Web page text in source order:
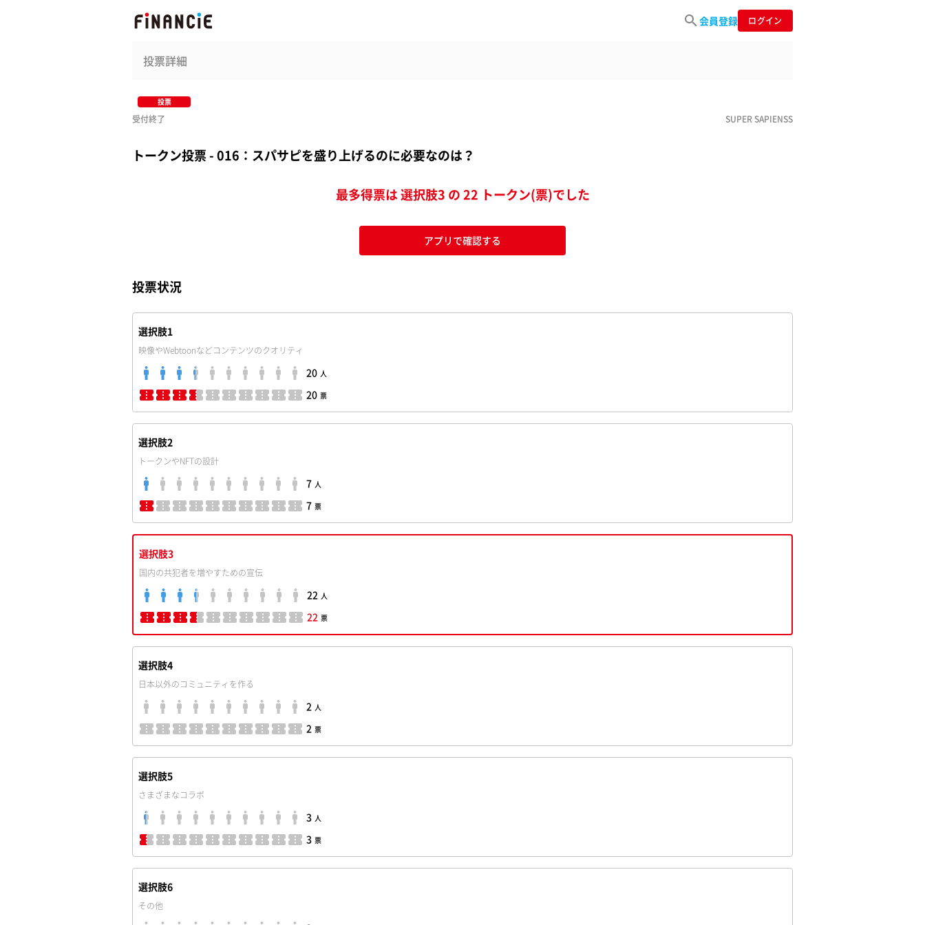
会員登録 ログイン
投票詳細
投票
受付終了 SUPER SAPIENSS
トークン投票 - 016：スパサピを盛り上げるのに必要なのは？
最多得票は 選択肢3 の 22 トークン(票)でした
アプリで確認する
投票状況
選択肢1
映像やWebtoonなどコンテンツのクオリティ
20 人
20 票
選択肢2
トークンやNFTの設計
7 人
7 票
選択肢3
国内の共犯者を増やすための宣伝
22 人
22 票
選択肢4
日本以外のコミュニティを作る
2 人
2 票
選択肢5
さまざまなコラボ
3 人
3 票
選択肢6
その他